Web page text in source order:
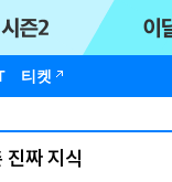
티켓